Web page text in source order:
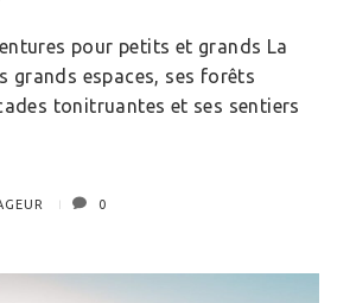
pour petits et grands La
grands espaces, ses forêts
tonitruantes et ses sentiers
0